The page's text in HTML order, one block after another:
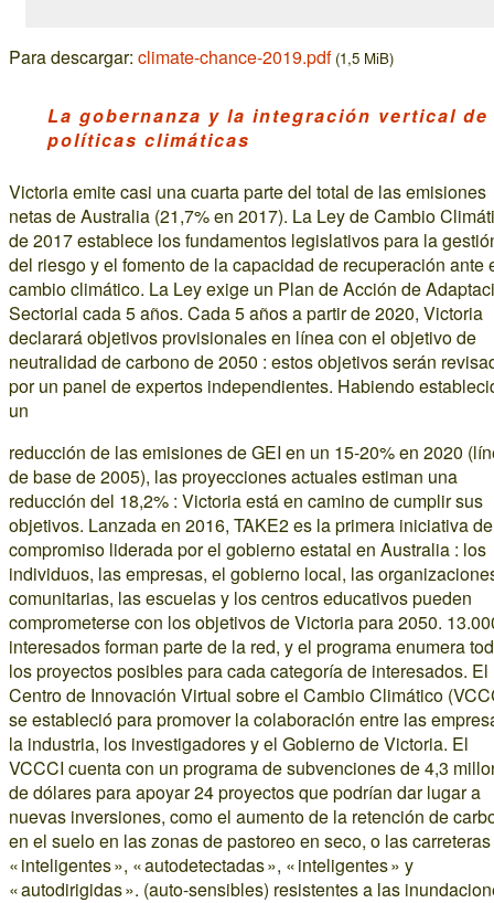
Para descargar: climate-chance-2019.pdf (1,5 MiB)
La gobernanza y la integración vertical de
políticas climáticas
Victoria emite casi una cuarta parte del total de las emisiones
netas de Australia (21,7% en 2017). La Ley de Cambio
de 2017 establece los fundamentos legislativos para la
del riesgo y el fomento de la capacidad de recuperación ante
cambio climático. La Ley exige un Plan de Acción de
Sectorial cada 5 años. Cada 5 años a partir de 2020, Victoria
declarará objetivos provisionales en línea con el objetivo de
neutralidad de carbono de 2050 : estos objetivos serán
por un panel de expertos independientes. Habiendo
un
reducción de las emisiones de GEI en un 15-20% en 2020
de base de 2005), las proyecciones actuales estiman una
reducción del 18,2% : Victoria está en camino de cumplir sus
objetivos. Lanzada en 2016, TAKE2 es la primera iniciativa de
compromiso liderada por el gobierno estatal en Australia : los
individuos, las empresas, el gobierno local, las
comunitarias, las escuelas y los centros educativos pueden
comprometerse con los objetivos de Victoria para 2050.
interesados forman parte de la red, y el programa enumera
los proyectos posibles para cada categoría de interesados. El
Centro de Innovación Virtual sobre el Cambio Climático
se estableció para promover la colaboración entre las
la industria, los investigadores y el Gobierno de Victoria. El
VCCCI cuenta con un programa de subvenciones de 4,3
de dólares para apoyar 24 proyectos que podrían dar lugar a
nuevas inversiones, como el aumento de la retención de
en el suelo en las zonas de pastoreo en seco, o las carreteras
« inteligentes », « autodetectadas », « inteligentes » y
« autodirigidas ». (auto-sensibles) resistentes a las